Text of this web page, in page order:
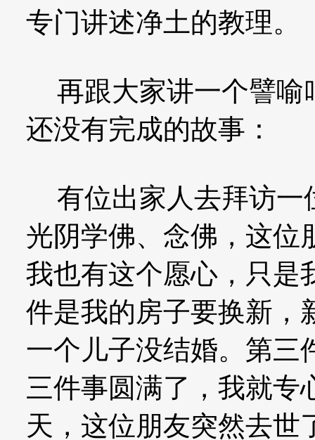
专门讲述净土的教理。
再跟大家讲一个譬喻
还没有完成的故事：
有位出家人去拜访一
光阴学佛、念佛，这位
我也有这个愿心，只是
件是我的房子要换新，
一个儿子没结婚。第三
三件事圆满了，我就专
天，这位朋友突然去世